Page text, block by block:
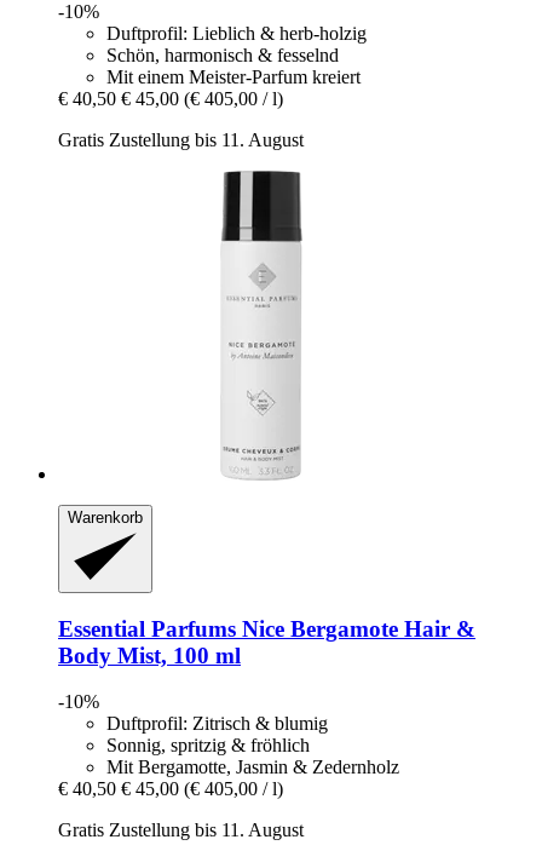
-10%
Duftprofil: Lieblich & herb-holzig
Schön, harmonisch & fesselnd
Mit einem Meister-Parfum kreiert
€ 40,50 € 45,00 (€ 405,00 / l)
Gratis Zustellung bis 11. August
Warenkorb
Essential Parfums Nice Bergamote Hair &
Body Mist, 100 ml
-10%
Duftprofil: Zitrisch & blumig
Sonnig, spritzig & fröhlich
Mit Bergamotte, Jasmin & Zedernholz
€ 40,50 € 45,00 (€ 405,00 / l)
Gratis Zustellung bis 11. August